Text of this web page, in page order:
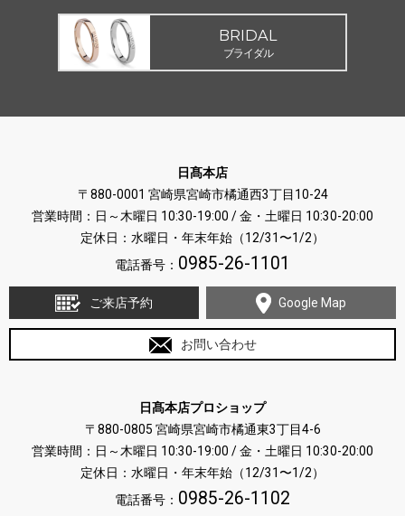
BRIDAL
ブライダル
日髙本店
〒880-0001 宮崎県宮崎市橘通西3丁目10-24
営業時間：日～木曜日 10:30-19:00 / 金・土曜日 10:30-20:00
定休日：水曜日・年末年始（12/31〜1/2）
電話番号： 0985-26-1101
ご来店予約 Google Map
お問い合わせ
日髙本店プロショップ
〒880-0805 宮崎県宮崎市橘通東3丁目4-6
営業時間：日～木曜日 10:30-19:00 / 金・土曜日 10:30-20:00
定休日：水曜日・年末年始（12/31〜1/2）
電話番号： 0985-26-1102